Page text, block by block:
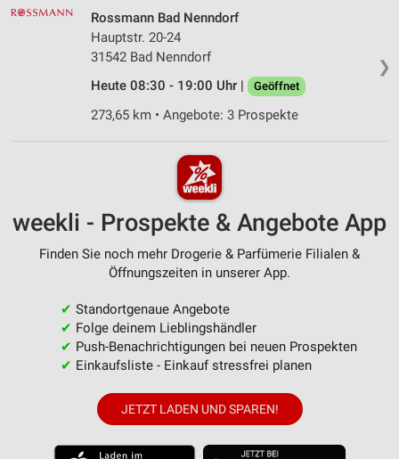
❯
Rossmann Bad Nenndorf
Hauptstr. 20-24
31542 Bad Nenndorf
Heute 08:30 - 19:00 Uhr |
Geöffnet
273,65 km • Angebote: 3 Prospekte
weekli - Prospekte & Angebote App
Finden Sie noch mehr Drogerie & Parfümerie Filialen &
Öffnungszeiten in unserer App.
✔ Standortgenaue Angebote
✔ Folge deinem Lieblingshändler
✔ Push-Benachrichtigungen bei neuen Prospekten
✔ Einkaufsliste - Einkauf stressfrei planen
JETZT LADEN UND SPAREN!